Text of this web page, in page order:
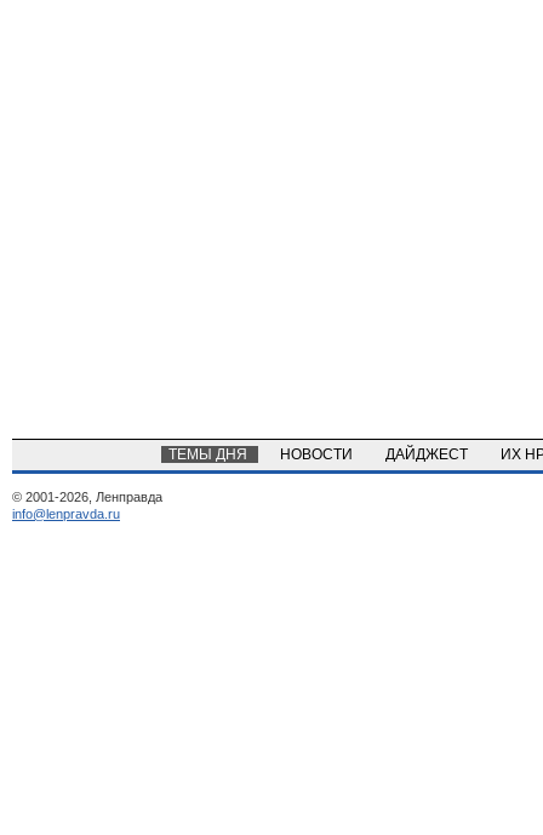
ТЕМЫ ДНЯ НОВОСТИ ДАЙДЖЕСТ ИХ
© 2001-2026, Ленправда
info@lenpravda.ru